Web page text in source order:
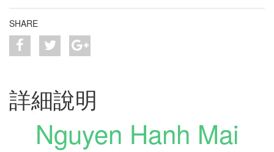
SHARE
詳細說明
Nguyen Hanh Mai